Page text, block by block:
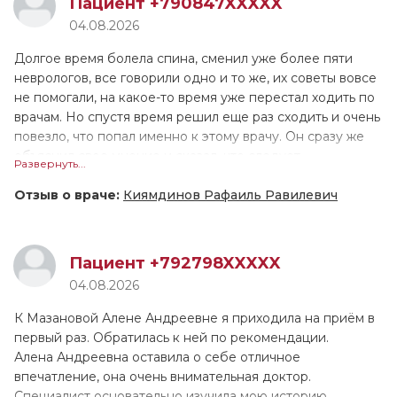
дополнительно сделала ЭКГ. Приём длился больше часа,
ещё ни 1 врач не принимал меня настолько долго!
Валентина Геннадьевна назначила лечение, и сейчас мы
поддерживаем связь, контролируем моё состояние.
Причём она не только подробно расписала как
принимать препараты, но и устно всё проговорила. У
меня довольно сложный, не рядовой случай, поэтому
ритм пока не восстановился, но мы надеемся, что всё
наладится. Если это лечение не поможет, в августе
снова обращусь к В.Г. Тарасовой.
04.08.2026
Долгое время болела спина, сменил уже более пяти
неврологов, все говорили одно и то же, их советы вовсе
не помогали, на какое-то время уже перестал ходить по
врачам. Но спустя время решил еще раз сходить и очень
повезло, что попал именно к этому врачу. Он сразу же
объяснил свое мнение и сказал, что следует
себя я выявил, что иглоукалывание мне очень подошло,
Развернуть...
Отзыв о враче: Киямдинов Рафаиль Равилевич
Пациент +792798XXXXX
04.08.2026
К Мазановой Алене Андреевне я приходила на приём в
первый раз. Обратилась к ней по рекомендации.
Алена Андреевна оставила о себе отличное
впечатление, она очень внимательная доктор.